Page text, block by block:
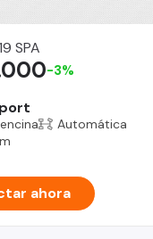
SPA
-3%
Automática
ahora